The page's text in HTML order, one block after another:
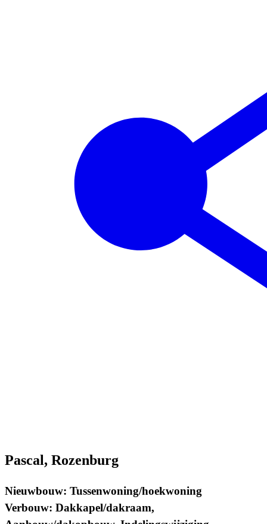
Pascal, Rozenburg
Nieuwbouw: Tussenwoning/hoekwoning
Verbouw: Dakkapel/dakraam,